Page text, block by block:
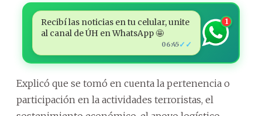
Recibí las noticias en tu celular, unite
al canal de ÚH en WhatsApp 🤩
06:45✓✓
1
Explicó que se tomó en cuenta la pertenencia o
participación en la actividades terroristas, el